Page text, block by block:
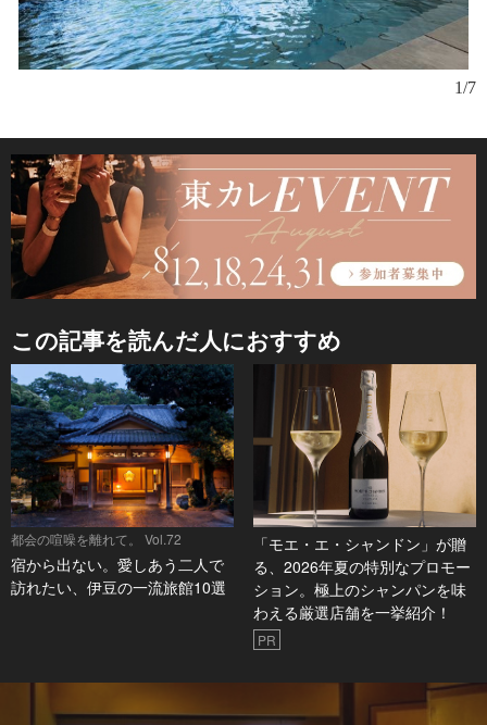
1/7
この記事を読んだ人におすすめ
都会の喧噪を離れて。 Vol.72
宿から出ない。愛しあう二人で
訪れたい、伊豆の一流旅館10選
「モエ・エ・シャンドン」が贈
る、2026年夏の特別なプロモー
ション。極上のシャンパンを味
わえる厳選店舗を一挙紹介！
PR